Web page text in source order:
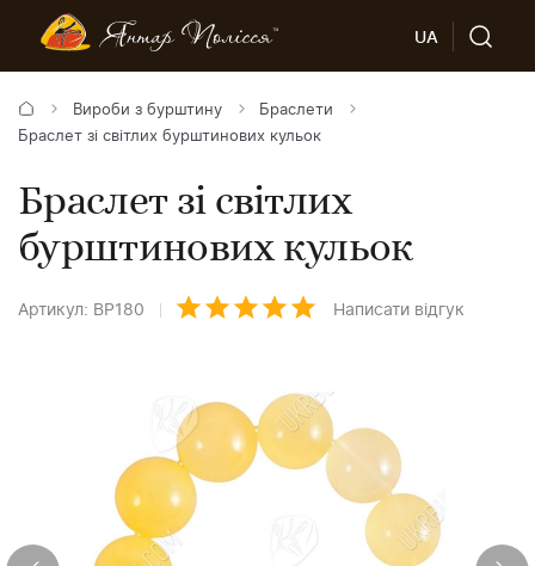
UA
Вироби з бурштину
Браслети
Браслет зі світлих бурштинових кульок
Браслет зі світлих
бурштинових кульок
Артикул: BP180 Написати відгук